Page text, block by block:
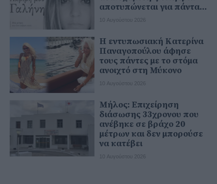
αποτυπώνεται για πάντα...
10 Αυγούστου 2026
Η εντυπωσιακή Κατερίνα
Παναγοπούλου άφησε
τους πάντες με το στόμα
ανοιχτό στη Μύκονο
10 Αυγούστου 2026
Μήλος: Επιχείρηση
διάσωσης 33χρονου που
ανέβηκε σε βράχο 20
μέτρων και δεν μπορούσε
να κατέβει
10 Αυγούστου 2026